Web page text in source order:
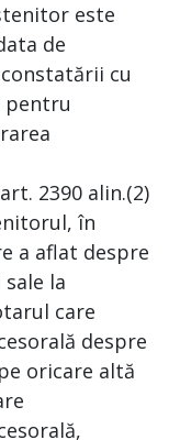
este
de
cu
pentru
2390 alin.(2)
în
a aflat despre
la
care
despre
oricare altă